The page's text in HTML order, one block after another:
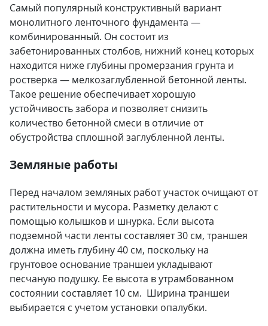
Самый популярный конструктивный вариант
монолитного ленточного фундамента —
комбинированный. Он состоит из
забетонированных столбов, нижний конец которых
находится ниже глубины промерзания грунта и
ростверка — мелкозаглубленной бетонной ленты.
Такое решение обеспечивает хорошую
устойчивость забора и позволяет снизить
количество бетонной смеси в отличие от
обустройства сплошной заглубленной ленты.
Земляные работы
Перед началом земляных работ участок очищают от
растительности и мусора. Разметку делают с
помощью колышков и шнурка. Если высота
подземной части ленты составляет 30 см, траншея
должна иметь глубину 40 см, поскольку на
грунтовое основание траншеи укладывают
песчаную подушку. Ее высота в утрамбованном
состоянии составляет 10 см. Ширина траншеи
выбирается с учетом установки опалубки.